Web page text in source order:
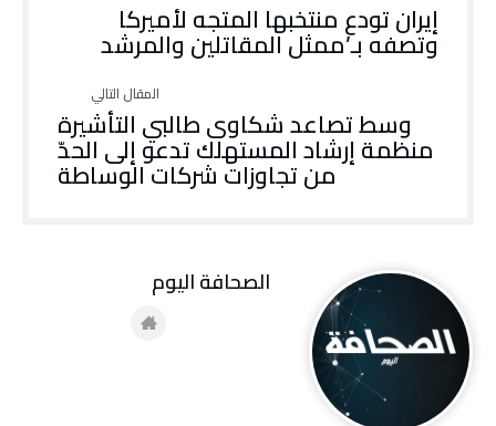
إيران تودع منتخبها المتجه لأميركا
وتصفه بـ’ممثل المقاتلين والمرشد
وسط تصاعد شكاوى طالبي التأشيرة
منظمة إرشاد المستهلك تدعو إلى الحدّ
من تجاوزات شركات الوساطة